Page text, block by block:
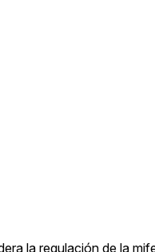
la regulación de la